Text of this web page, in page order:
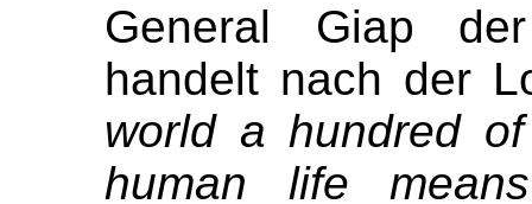
General Giap
handelt nach der
world a hundred
human life